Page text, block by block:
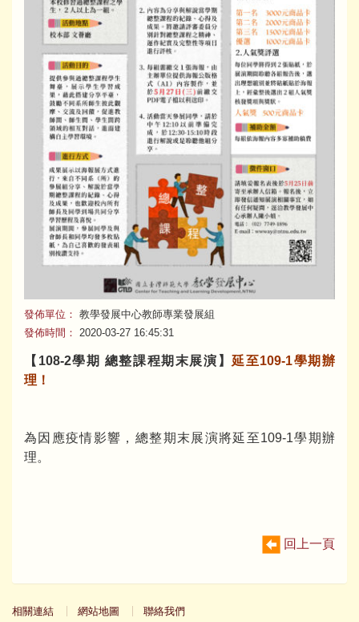
發佈單位： 教學發展中心教師專業發展組
發佈時間：
2020-03-27 16:45:31
【108-2學期 總整課程期末展演】延至109-1學期辦
理！
為因應疫情影響，總整期末展演將延至109-1學期辦
理。
回上一頁
相關連結 網站地圖 聯絡我們